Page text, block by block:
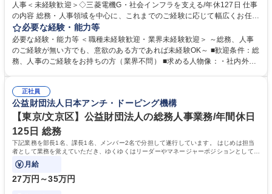
人事＜未経験歓迎＞◇三菱電機G・社会インフラを支える/年休127日 仕事
の内容 総務・人事領域を中心に、これまでのご経験に応じて幅広くお任せ
します。 ＜具体的には＞ ・総務/人事労務（給与・社保・勤怠管理など）
・採用・教育研修 ・福利厚生運用 など ※基本的には事務所勤務ですが、
採用や教育等の業務内容により、関西圏以外への日帰り・宿泊を伴う国内
出張もございます。 ※担当業務を持ちつつ、お互いに助け合いながら、総
必要な経験・能力等
必要な経験・能力等 ＜職種未経験歓迎・業界未経験歓迎＞ ～総務、人事
のご経験が無い方でも、意欲のある方であれば未経験OK～ ■歓迎条件：総
務、人事のご経験をお持ちの方（業界不問） ■求める人物像：・社内外の
正社員
公益財団法人日本アンチ・ドーピング機構
【東京/文京区】公益財団法人の総務人事業務/年間休日
125日 総務
下記業務を部長1名、課長1名、メンバー2名で分担して遂行しています。 はじめは担当
者として業務を覚えていただき、ゆくゆくはリーダーやマネージャーポジションとして活
躍いただくことを期待しています。
月給
27万円～35万円